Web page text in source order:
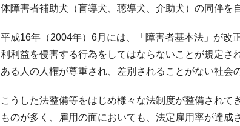
体障害者補助犬（盲導犬、聴導犬、介助犬）の同伴を
平成16年（2004年）6月には、「障害者基本法」が改
利利益を侵害する行為をしてはならないことが規定
ある人の人権が尊重され、差別されることがない社会
こうした法整備等をはじめ様々な法制度が整備され
ものが多く、雇用の面においても、法定雇用率が達成